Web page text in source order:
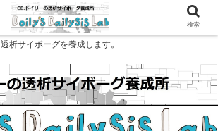
透析サイボーグを養成します。
検索